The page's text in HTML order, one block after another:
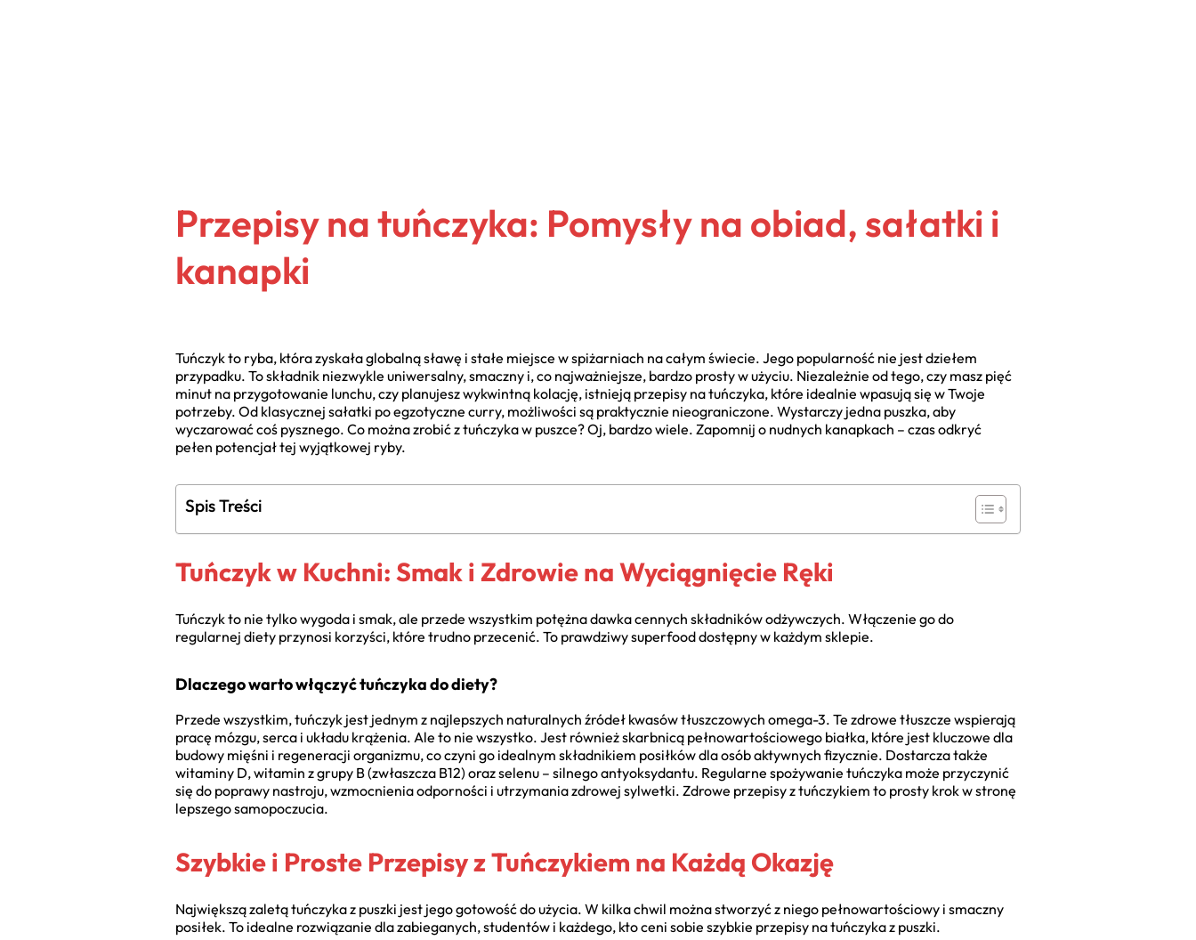
Przepisy na tuńczyka: Pomysły na obiad, sałatki i
kanapki
Tuńczyk to ryba, która zyskała globalną sławę i stałe miejsce w spiżarniach na całym świecie. Jego popularność nie jest dziełem
przypadku. To składnik niezwykle uniwersalny, smaczny i, co najważniejsze, bardzo prosty w użyciu. Niezależnie od tego, czy masz pięć
minut na przygotowanie lunchu, czy planujesz wykwintną kolację, istnieją przepisy na tuńczyka, które idealnie wpasują się w Twoje
potrzeby. Od klasycznej sałatki po egzotyczne curry, możliwości są praktycznie nieograniczone. Wystarczy jedna puszka, aby
wyczarować coś pysznego. Co można zrobić z tuńczyka w puszce? Oj, bardzo wiele. Zapomnij o nudnych kanapkach – czas odkryć
pełen potencjał tej wyjątkowej ryby.
Spis Treści
Tuńczyk w Kuchni: Smak i Zdrowie na Wyciągnięcie Ręki
Tuńczyk to nie tylko wygoda i smak, ale przede wszystkim potężna dawka cennych składników odżywczych. Włączenie go do
regularnej diety przynosi korzyści, które trudno przecenić. To prawdziwy superfood dostępny w każdym sklepie.
Dlaczego warto włączyć tuńczyka do diety?
Przede wszystkim, tuńczyk jest jednym z najlepszych naturalnych źródeł kwasów tłuszczowych omega-3. Te zdrowe tłuszcze wspierają
pracę mózgu, serca i układu krążenia. Ale to nie wszystko. Jest również skarbnicą pełnowartościowego białka, które jest kluczowe dla
budowy mięśni i regeneracji organizmu, co czyni go idealnym składnikiem posiłków dla osób aktywnych fizycznie. Dostarcza także
witaminy D, witamin z grupy B (zwłaszcza B12) oraz selenu – silnego antyoksydantu. Regularne spożywanie tuńczyka może przyczynić
się do poprawy nastroju, wzmocnienia odporności i utrzymania zdrowej sylwetki. Zdrowe przepisy z tuńczykiem to prosty krok w stronę
lepszego samopoczucia.
Szybkie i Proste Przepisy z Tuńczykiem na Każdą Okazję
Największą zaletą tuńczyka z puszki jest jego gotowość do użycia. W kilka chwil można stworzyć z niego pełnowartościowy i smaczny
posiłek. To idealne rozwiązanie dla zabieganych, studentów i każdego, kto ceni sobie szybkie przepisy na tuńczyka z puszki.